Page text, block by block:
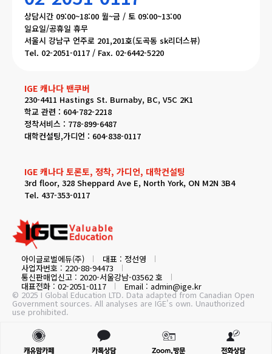
상담시간 09:00~18:00 월~금 / 토 09:00~13:00
일요일/공휴일 휴무
서울시 강남구 언주로 201,201호(도곡동 sk리더스뷰)
Tel. 02-2051-0117 / Fax. 02-6442-5220
IGE 캐나다 밴쿠버
230-4411 Hastings St. Burnaby, BC, V5C 2K1
학교 관련 : 604-782-2218
정착서비스 : 778-899-6487
대학컨설팅,가디언 : 604-838-0117
IGE 캐나다 토론토, 정착, 가디언, 대학컨설팅
3rd floor, 328 Sheppard Ave E, North York, ON M2N 3B4
Tel. 437-353-0117
아이글로벌에듀(주) 대표 : 정선영
사업자번호 : 220-88-94473
통신판매업신고 : 2020-서울강남-03562 호
대표전화 : 02-2051-0117 Email : admin@ige.kr
© 2025 I Global Education LTD. Data adapted from Canadian Open
Government sources. All analyses are IGE's own. Unauthorized
use prohibited.
캐유맘카페 카톡상담 Zoom,방문 전화상담